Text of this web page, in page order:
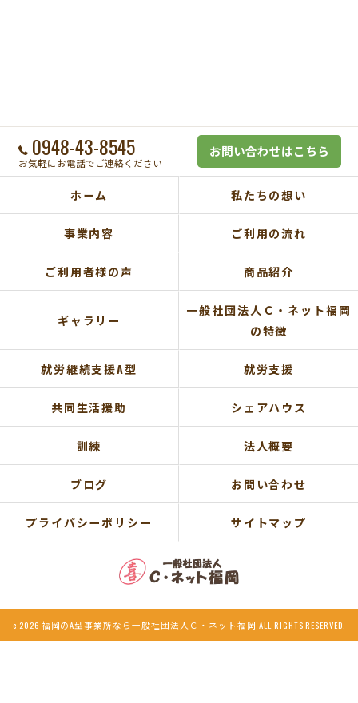
0948-43-8545
お気軽にお電話でご連絡ください
お問い合わせはこちら
ホーム 私たちの想い
事業内容 ご利用の流れ
ご利用者様の声 商品紹介
ギャラリー
一般社団法人Ｃ・ネット福岡
の特徴
就労継続支援A型 就労支援
共同生活援助 シェアハウス
訓練 法人概要
ブログ お問い合わせ
プライバシーポリシー サイトマップ
c 2026 福岡のA型事業所なら一般社団法人Ｃ・ネット福岡 ALL RIGHTS RESERVED.